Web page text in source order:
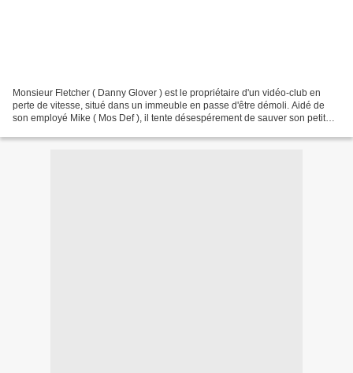
Monsieur Fletcher ( Danny Glover ) est le propriétaire d'un vidéo-club en
perte de vitesse, situé dans un immeuble en passe d'être démoli. Aidé de
son employé Mike ( Mos Def ), il tente désespérement de sauver son petit